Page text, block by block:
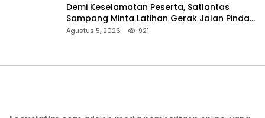
Demi Keselamatan Peserta, Satlantas
Sampang Minta Latihan Gerak Jalan Pindah
ke Lokasi Aman
Agustus 5, 2026 921